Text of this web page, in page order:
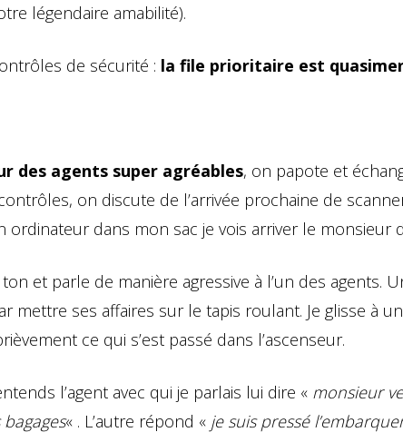
légendaire amabilité).
de sécurité : la file prioritaire est
des agents super agréables, on papote et
on discute de l’arrivée prochaine de
dans mon sac je vois arriver le monsieur
et parle de manière agressive à l’un des agents.
mettre ses affaires sur le tapis roulant. Je glisse à
ce qui s’est passé dans l’ascenseur.
l’agent avec qui je parlais lui dire « monsieur
« . L’autre répond « je suis pressé